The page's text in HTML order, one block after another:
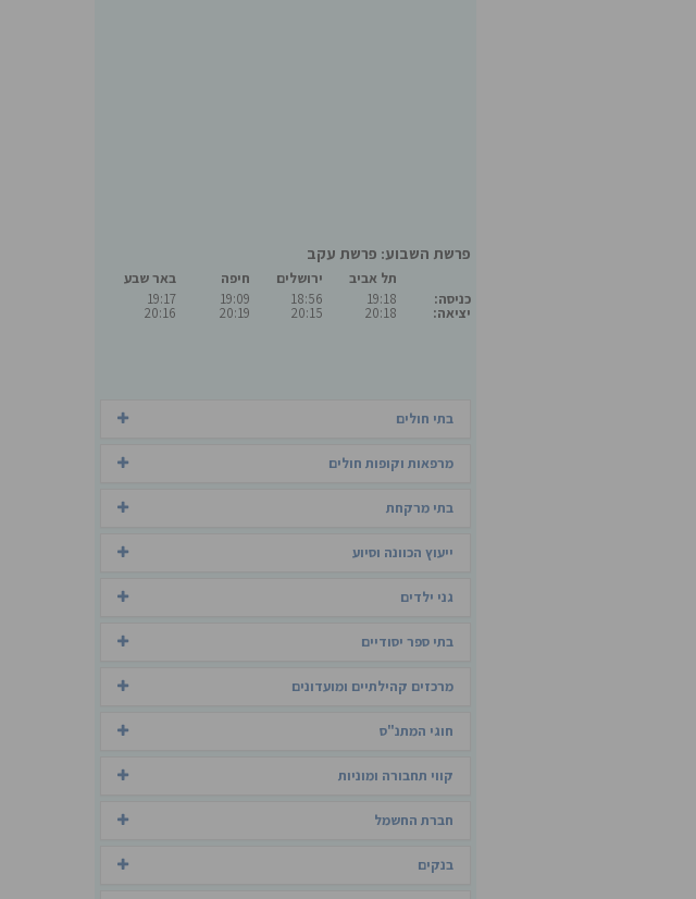
פרשת השבוע: פרשת עקב
כניסה:
יציאה:
תל אביב
19:18
20:18
ירושלים
18:56
20:15
חיפה
19:09
20:19
באר שבע
19:17
20:16
בתי חולים
מרפאות וקופות חולים
בתי מרקחת
ייעוץ הכוונה וסיוע
גני ילדים
בתי ספר יסודיים
מרכזים קהילתיים ומועדונים
חוגי המתנ"ס
קווי תחבורה ומוניות
חברת החשמל
בנקים